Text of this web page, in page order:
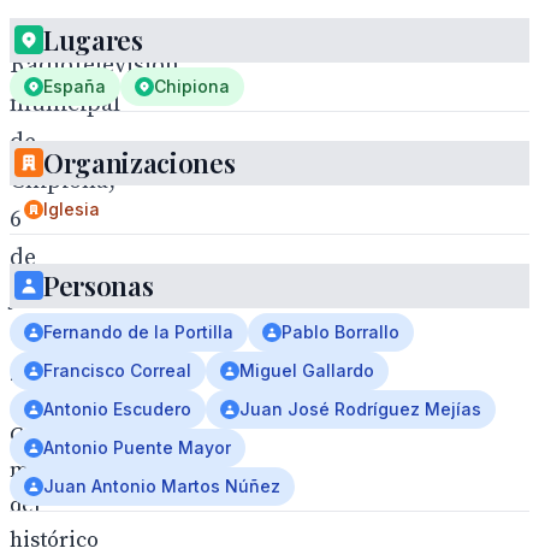
Radiotelevisión
municipal
de
Chipiona,
6
de
julio
de
2026.
Con
motivo
del
histórico
Lugares
España Chipiona
Organizaciones
Iglesia
Personas
Fernando de la Portilla
Pablo Borrallo
Francisco Correal
Miguel Gallardo
Antonio Escudero
Juan José Rodríguez Mejías
Antonio Puente Mayor
Juan Antonio Martos Núñez